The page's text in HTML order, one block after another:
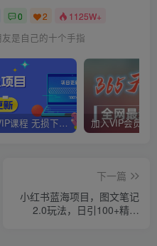
0 2 1125W+
是自己的十个手指
全网VIP课程 无损下载~
下一篇
小红书蓝海项目，图文笔记
2.0玩法，日引100+精准